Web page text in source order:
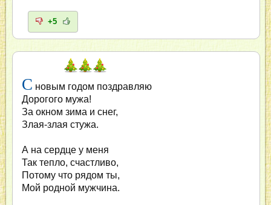
+5
С новым годом поздравляю
Дорогого мужа!
За окном зима и снег,
Злая-злая стужа.
А на сердце у меня
Так тепло, счастливо,
Потому что рядом ты,
Мой родной мужчина.